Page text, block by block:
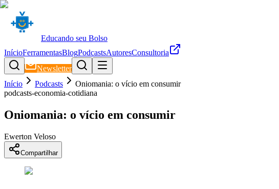
Educando seu Bolso
InícioFerramentasBlogPodcastsAutoresConsultoria
Newsletter
Início
Podcasts
Oniomania: o vício em consumir
podcasts-economia-cotidiana
Oniomania: o vício em consumir
Ewerton Veloso
Compartilhar